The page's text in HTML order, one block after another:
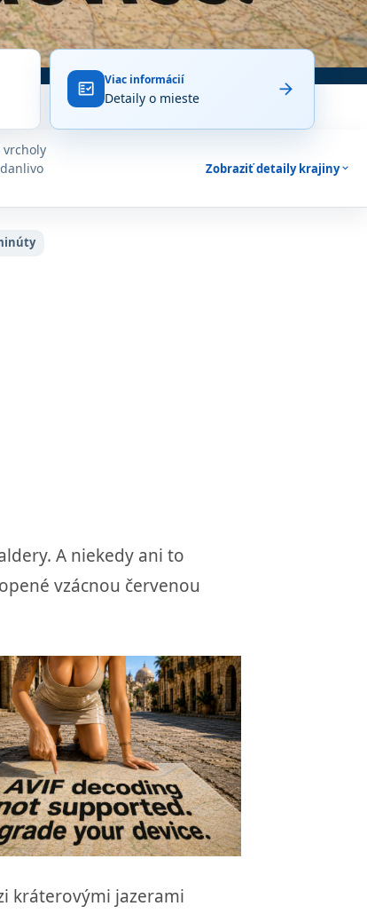
fact_check Viac informácií
Detaily o mieste arrow_forward
vrcholy
Zobraziť detaily krajinyexpand_more
A niekedy ani to
vzácnou červenou
kráterovými jazerami